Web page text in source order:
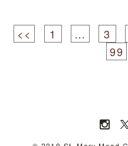
<< 1 … 3
99